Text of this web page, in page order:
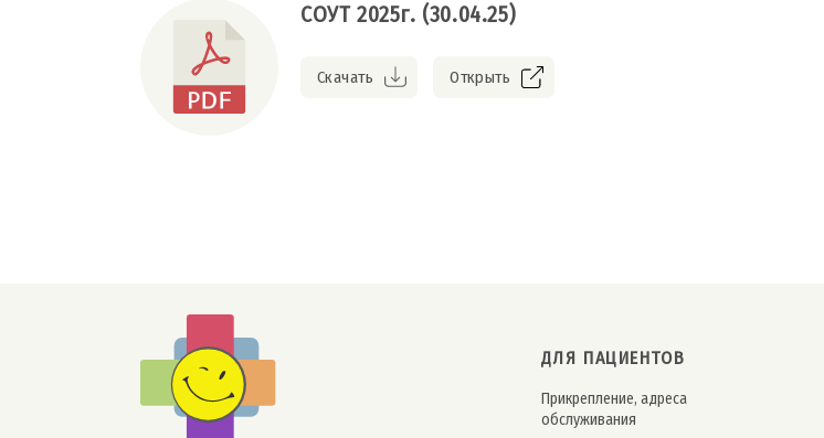
СОУТ 2025г. (30.04.25)
Скачать Открыть
ДЛЯ ПАЦИЕНТОВ
Прикрепление, адреса
обслуживания